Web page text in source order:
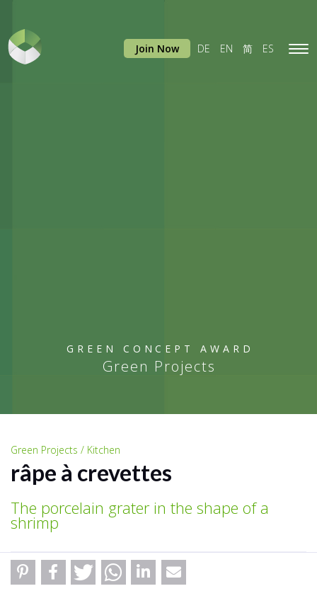
GREEN CONCEPT AWARD
Green Projects
Join Now DE EN 简 ES
Green Projects / Kitchen
râpe à crevettes
The porcelain grater in the shape of a
shrimp